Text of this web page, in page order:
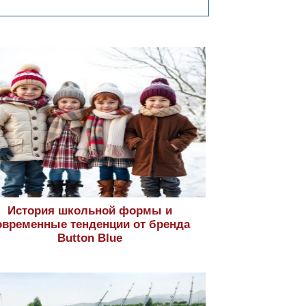
История школьной формы и
тенденции от бренда
Button Blue